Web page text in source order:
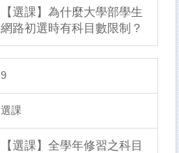
【選課】為什麼大學部學生
網路初選時有科目數限制？
9
選課
【選課】全學年修習之科目